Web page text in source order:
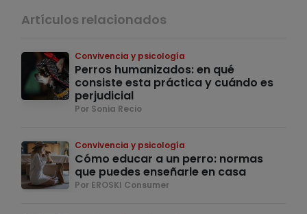
Artículos relacionados
Convivencia y psicología
Perros humanizados: en qué
consiste esta práctica y cuándo es
perjudicial
Por Sonia Recio
Convivencia y psicología
Cómo educar a un perro: normas
que puedes enseñarle en casa
Por EROSKI Consumer